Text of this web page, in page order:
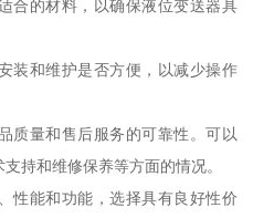
合的材料，以确保液位变送器具
装和维护是否方便，以减少操作
质量和售后服务的可靠性。可以
持和维修保养等方面的情况。
性能和功能，选择具有良好性价